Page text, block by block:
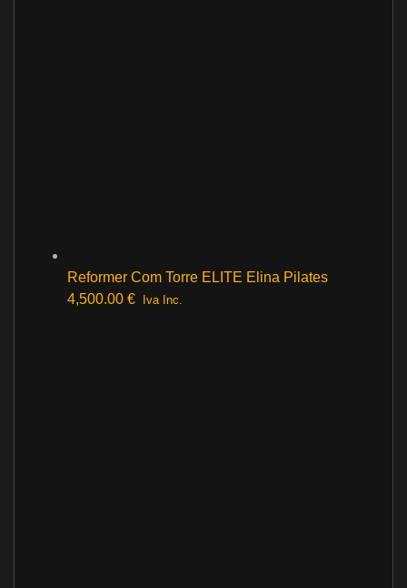
Reformer Com Torre ELITE Elina Pilates
4,500.00 € Iva Inc.